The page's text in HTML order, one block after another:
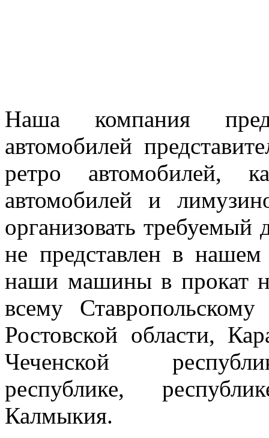
Наша компания
автомобилей
ретро автомобилей,
автомобилей и
организовать требуемый
не представлен в
наши машины в прокат
всему
Ростовской области,
Чеченской
республике,
Калмыкия.